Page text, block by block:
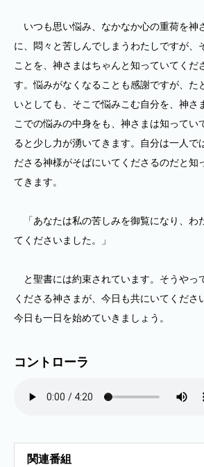
いつも思い悩み、なかなか心の重荷を神
に、悶々と苦しんでしまうわたしですが、
ことを、神さまはちゃんと知っていてくだ
す。悩みがなくなることも感謝ですが、た
いとしても、そこで悩みこむ自分を、神さ
こでの悩みの中身をも、神さまは知ってい
ると少し力が湧いてきます。自分は一人で
ださる神様がそばにいてくださるのだと知
てきます。
「あなたは私の苦しみを御覧になり、わ
てくださいました。」
と聖書には約束されています。そうやっ
くださる神さまが、今日も共にいてくださ
今日も一日を始めていきましょう。
コントローラ
関連番組